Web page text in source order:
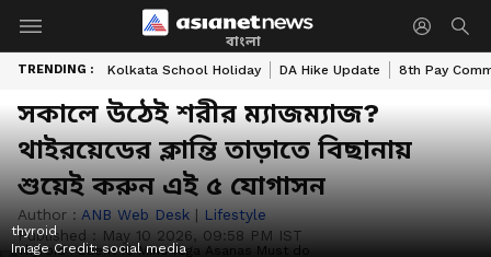
বাংলা
TRENDING : Kolkata School Holiday DA Hike Update 8th Pay
সকালে উঠেই শরীর ম্যাজম্যাজ?
থাইরয়েডের ক্লান্তি তাড়াতে বিছানায়
শুয়েই করুন এই ৫ যোগাসন
Author : ANB Web Desk | Lifestyle
Published : May 10 2026, 09:58 PM IST
thyroid
Image Credit:social media